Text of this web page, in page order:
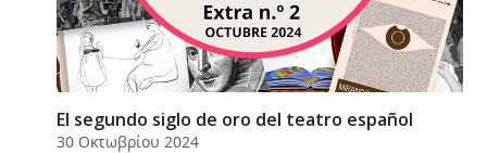
El segundo siglo de oro del teatro español
30 Οκτωβρίου 2024